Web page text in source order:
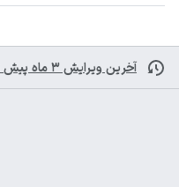
آخرین ویرایش ۳ ماه پیش